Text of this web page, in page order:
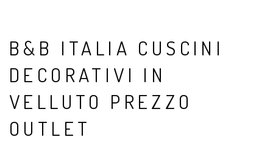
B&B ITALIA CUSCINI
DECORATIVI IN
VELLUTO PREZZO
OUTLET